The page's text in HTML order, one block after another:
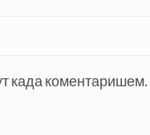
када коментаришем.